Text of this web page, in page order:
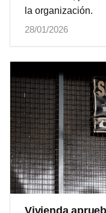
la organización.
28/01/2026
Vivienda